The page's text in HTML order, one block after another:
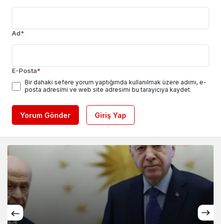
Ad*
E-Posta*
Bir dahaki sefere yorum yaptığımda kullanılmak üzere adımı, e-
posta adresimi ve web site adresimi bu tarayıcıya kaydet.
Yorum Gönder Giriş Yap